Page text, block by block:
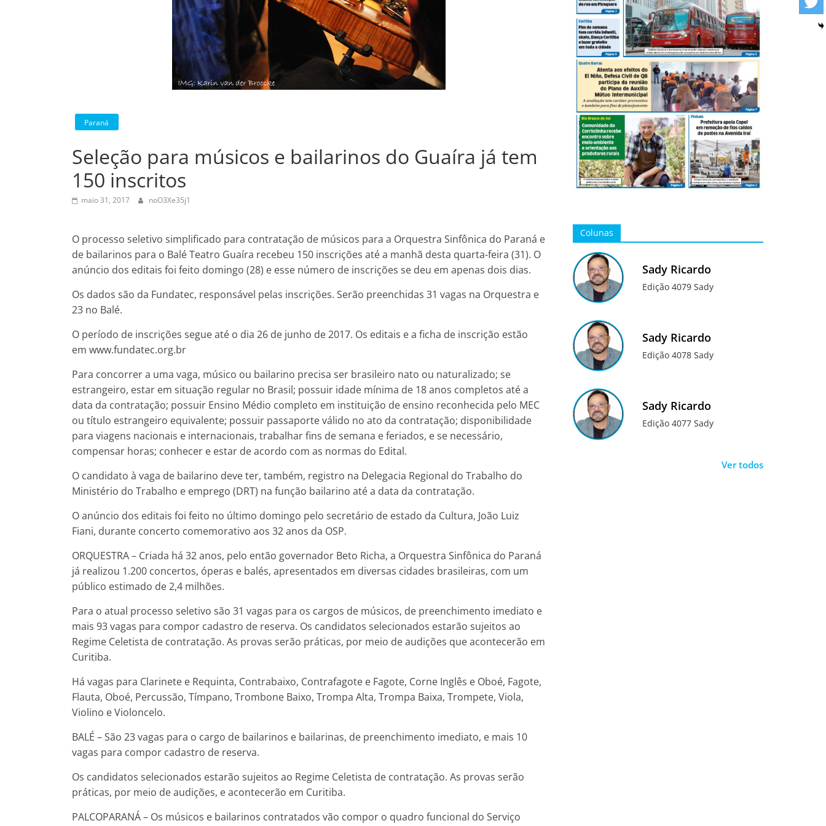
Paraná
Seleção para músicos e bailarinos do Guaíra já tem
150 inscritos
maio 31, 2017 noO3Xe35j1
O processo seletivo simplificado para contratação de músicos para a Orquestra Sinfônica do Paraná e
de bailarinos para o Balé Teatro Guaíra recebeu 150 inscrições até a manhã desta quarta-feira (31). O
anúncio dos editais foi feito domingo (28) e esse número de inscrições se deu em apenas dois dias.
Os dados são da Fundatec, responsável pelas inscrições. Serão preenchidas 31 vagas na Orquestra e
23 no Balé.
O período de inscrições segue até o dia 26 de junho de 2017. Os editais e a ficha de inscrição estão
em www.fundatec.org.br
Para concorrer a uma vaga, músico ou bailarino precisa ser brasileiro nato ou naturalizado; se
estrangeiro, estar em situação regular no Brasil; possuir idade mínima de 18 anos completos até a
data da contratação; possuir Ensino Médio completo em instituição de ensino reconhecida pelo MEC
ou título estrangeiro equivalente; possuir passaporte válido no ato da contratação; disponibilidade
para viagens nacionais e internacionais, trabalhar fins de semana e feriados, e se necessário,
compensar horas; conhecer e estar de acordo com as normas do Edital.
O candidato à vaga de bailarino deve ter, também, registro na Delegacia Regional do Trabalho do
Ministério do Trabalho e emprego (DRT) na função bailarino até a data da contratação.
O anúncio dos editais foi feito no último domingo pelo secretário de estado da Cultura, João Luiz
Fiani, durante concerto comemorativo aos 32 anos da OSP.
ORQUESTRA – Criada há 32 anos, pelo então governador Beto Richa, a Orquestra Sinfônica do Paraná
já realizou 1.200 concertos, óperas e balés, apresentados em diversas cidades brasileiras, com um
público estimado de 2,4 milhões.
Para o atual processo seletivo são 31 vagas para os cargos de músicos, de preenchimento imediato e
mais 93 vagas para compor cadastro de reserva. Os candidatos selecionados estarão sujeitos ao
Regime Celetista de contratação. As provas serão práticas, por meio de audições que acontecerão em
Curitiba.
Há vagas para Clarinete e Requinta, Contrabaixo, Contrafagote e Fagote, Corne Inglês e Oboé, Fagote,
Flauta, Oboé, Percussão, Tímpano, Trombone Baixo, Trompa Alta, Trompa Baixa, Trompete, Viola,
Violino e Violoncelo.
BALÉ – São 23 vagas para o cargo de bailarinos e bailarinas, de preenchimento imediato, e mais 10
vagas para compor cadastro de reserva.
Os candidatos selecionados estarão sujeitos ao Regime Celetista de contratação. As provas serão
práticas, por meio de audições, e acontecerão em Curitiba.
PALCOPARANÁ – Os músicos e bailarinos contratados vão compor o quadro funcional do Serviço
Colunas
Sady Ricardo
Edição 4079 Sady
Sady Ricardo
Edição 4078 Sady
Sady Ricardo
Edição 4077 Sady
Ver todos